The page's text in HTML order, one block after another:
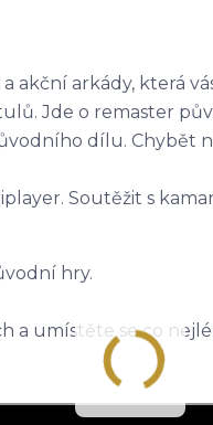
akční arkády, která
Jde o remaster
dílu. Chybět
Soutěžit s
hry.
a umístěte se co